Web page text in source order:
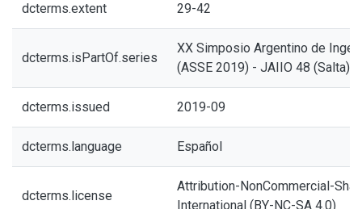
dcterms.extent 29-42
dcterms.isPartOf.series
XX Simposio Argentino de
(ASSE 2019) - JAIIO 48 (Salta)
dcterms.issued 2019-09
dcterms.language Español
dcterms.license
Attribution-NonCommercial-
International (BY-NC-SA 4.0)